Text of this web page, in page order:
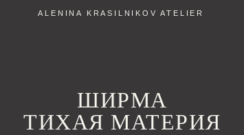
ALENINA KRASILNIKOV ATELIER
ШИРМА
ТИХАЯ МАТЕРИЯ